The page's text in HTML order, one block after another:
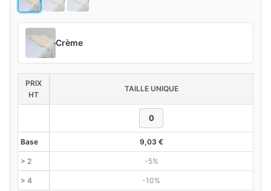
Crème
PRIX
HT
TAILLE UNIQUE
Base 9,03 €
> 2 -5%
> 4 -10%